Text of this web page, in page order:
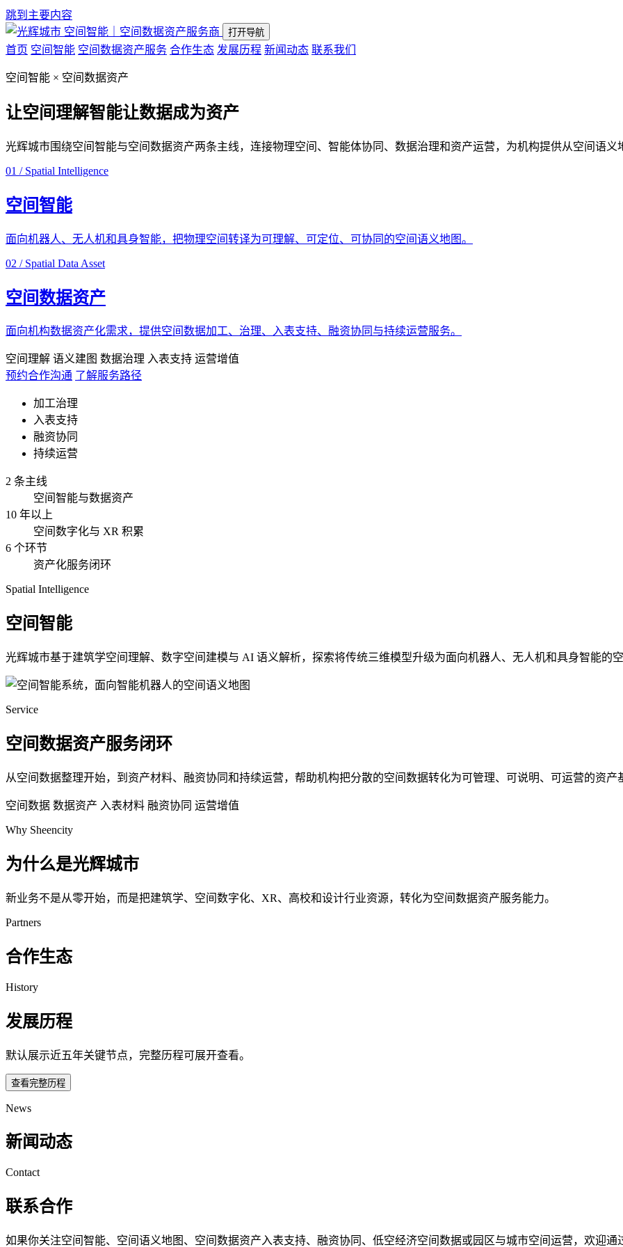
跳到主要内容
空间智能｜空间数据资产服务商
打开导航
首页 空间智能 空间数据资产服务 合作生态 发展历程 新闻动态 联系我们
空间智能 × 空间数据资产
让空间理解智能让数据成为资产
光辉城市围绕空间智能与空间数据资产两条主线，连接物理空间、智能体协同、数据治理和资产运营，为机构提供从空间语义
01 / Spatial Intelligence
空间智能
面向机器人、无人机和具身智能，把物理空间转译为可理解、可定位、可协同的空间语义地图。
02 / Spatial Data Asset
空间数据资产
面向机构数据资产化需求，提供空间数据加工、治理、入表支持、融资协同与持续运营服务。
空间理解 语义建图 数据治理 入表支持 运营增值
预约合作沟通 了解服务路径
加工治理
入表支持
融资协同
持续运营
2 条主线
空间智能与数据资产
10 年以上
空间数字化与 XR 积累
6 个环节
资产化服务闭环
Spatial Intelligence
空间智能
光辉城市基于建筑学空间理解、数字空间建模与 AI 语义解析，探索将传统三维模型升级为面向机器人、无人机和具身智能的空
Service
空间数据资产服务闭环
从空间数据整理开始，到资产材料、融资协同和持续运营，帮助机构把分散的空间数据转化为可管理、可说明、可运营的资产
空间数据 数据资产 入表材料 融资协同 运营增值
Why Sheencity
为什么是光辉城市
新业务不是从零开始，而是把建筑学、空间数字化、XR、高校和设计行业资源，转化为空间数据资产服务能力。
Partners
合作生态
History
发展历程
默认展示近五年关键节点，完整历程可展开查看。
查看完整历程
News
新闻动态
Contact
联系合作
如果你关注空间智能、空间语义地图、空间数据资产入表支持、融资协同、低空经济空间数据或园区与城市空间运营，欢迎通